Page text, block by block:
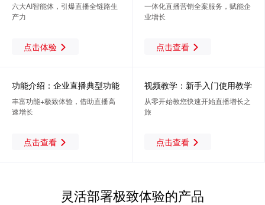
六大AI智能体，引爆直播全链路生
产力
点击体验
一体化直播营销全案服务，赋能企
业增长
点击查看
功能介绍：企业直播典型功能
丰富功能+极致体验，借助直播高
速增长
点击查看
视频教学：新手入门使用教学
从零开始教您快速开始直播增长之
旅
点击查看
灵活部署极致体验的产品